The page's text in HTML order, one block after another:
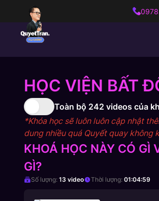
HỌC VIỆN BẤT
Toàn bộ 242 videos của
*Khóa học sẽ luôn luôn cập nhật
dung nhiều quá Quyết quay không
KHOÁ HỌC NÀY CÓ GÌ
GÌ?
Số lượng: 13 video Thời lượng: 01:04:59